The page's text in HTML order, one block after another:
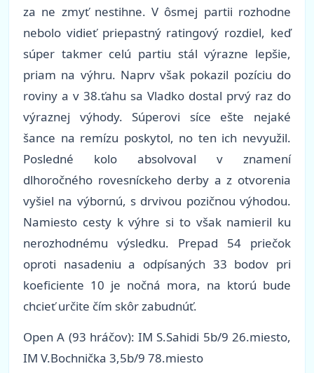
za ne zmyť nestihne. V ôsmej partii rozhodne
nebolo vidieť priepastný ratingový rozdiel, keď
súper takmer celú partiu stál výrazne lepšie,
priam na výhru. Naprv však pokazil pozíciu do
roviny a v 38.ťahu sa Vladko dostal prvý raz do
výraznej výhody. Súperovi síce ešte nejaké
šance na remízu poskytol, no ten ich nevyužil.
Posledné kolo absolvoval v znamení
dlhoročného rovesníckeho derby a z otvorenia
vyšiel na výbornú, s drvivou pozičnou výhodou.
Namiesto cesty k výhre si to však namieril ku
nerozhodnému výsledku. Prepad 54 priečok
oproti nasadeniu a odpísaných 33 bodov pri
koeficiente 10 je nočná mora, na ktorú bude
chcieť určite čím skôr zabudnúť.
Open A (93 hráčov): IM S.Sahidi 5b/9 26.miesto,
IM V.Bochnička 3,5b/9 78.miesto